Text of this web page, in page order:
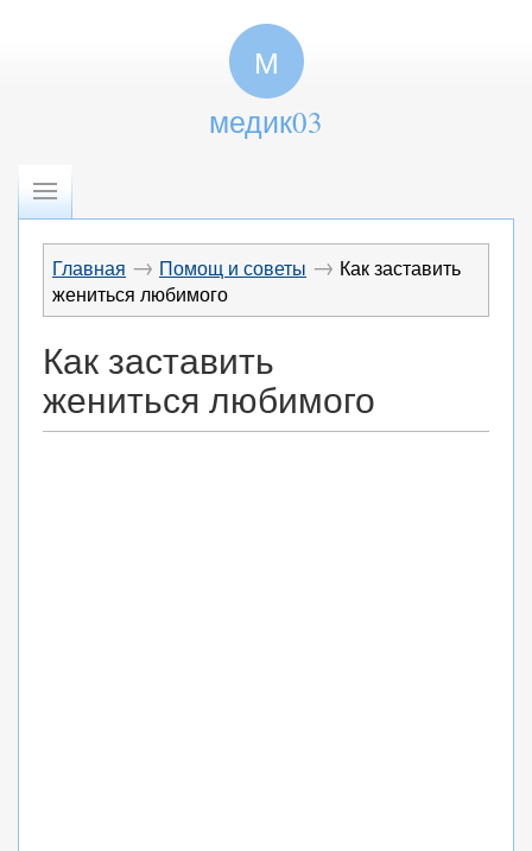
М
медик03
Главная → Помощ и советы → Как заставить
жениться любимого
Как заставить
жениться любимого